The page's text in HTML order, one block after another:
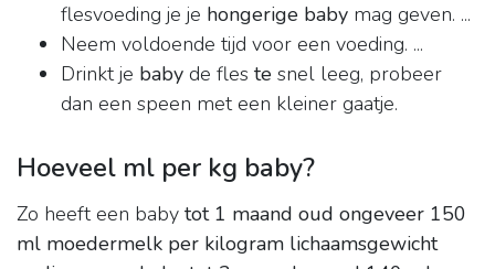
flesvoeding je je hongerige baby mag geven. ...
Neem voldoende tijd voor een voeding. ...
Drinkt je baby de fles te snel leeg, probeer
dan een speen met een kleiner gaatje.
Hoeveel ml per kg baby?
Zo heeft een baby tot 1 maand oud ongeveer 150
ml moedermelk per kilogram lichaamsgewicht